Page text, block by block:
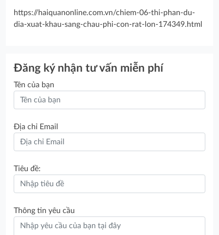
https://haiquanonline.com.vn/chiem-06-thi-phan-du-
dia-xuat-khau-sang-chau-phi-con-rat-lon-174349.html
Đăng ký nhận tư vấn miễn phí
Tên của bạn
Địa chỉ Email
Tiêu đề:
Thông tin yêu cầu